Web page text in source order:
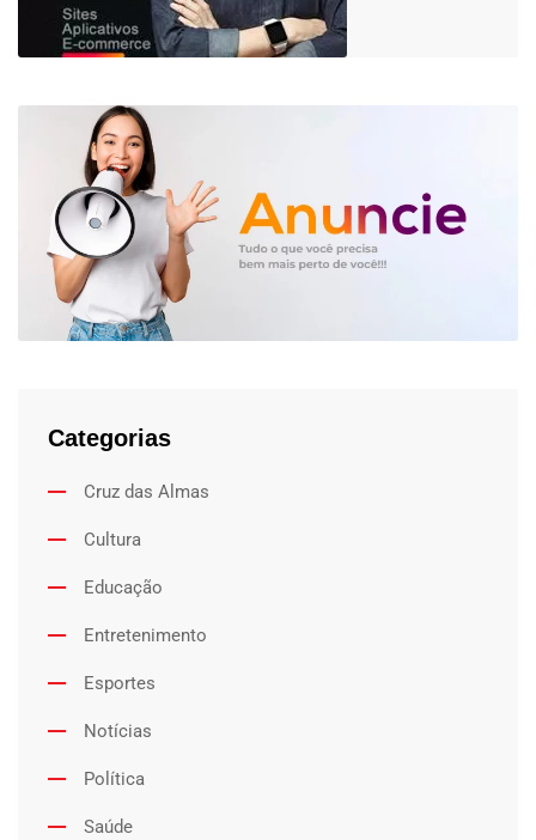
Categorias
Cruz das Almas
Cultura
Educação
Entretenimento
Esportes
Notícias
Política
Saúde